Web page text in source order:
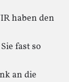
haben den
fast so
an die